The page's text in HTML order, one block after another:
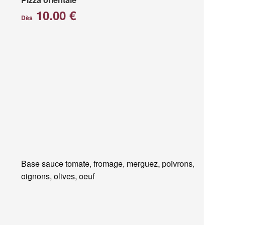
Dès 10.00 €
Base sauce tomate, fromage, merguez, poivrons,
oignons, olives, oeuf